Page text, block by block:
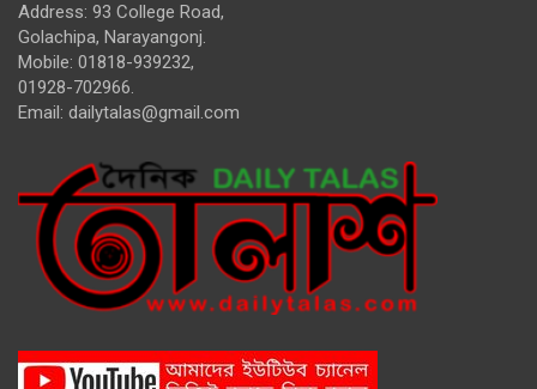
Address: 93 College Road,
Golachipa, Narayangonj.
Mobile: 01818-939232,
01928-702966.
Email: dailytalas@gmail.com